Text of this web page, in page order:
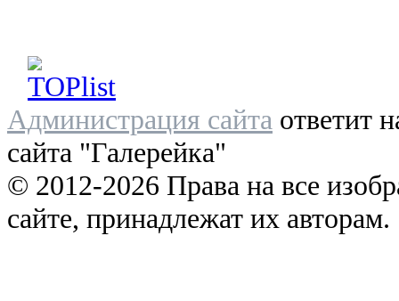
Администрация сайта ответит
сайта "Галерейка"
© 2012-2026 Права на все
сайте, принадлежат их авторам.